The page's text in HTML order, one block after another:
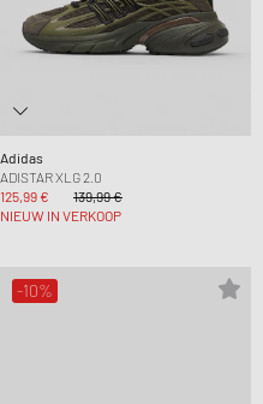
Adidas
ADISTAR XLG 2.0
125,99 €
139,99 €
NIEUW IN VERKOOP
-10%